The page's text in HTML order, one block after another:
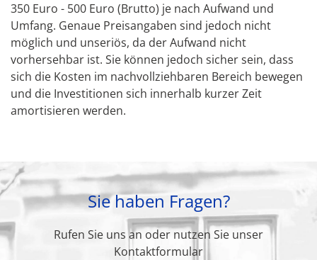
350 Euro - 500 Euro (Brutto) je nach Aufwand und
Umfang. Genaue Preisangaben sind jedoch nicht
möglich und unseriös, da der Aufwand nicht
vorhersehbar ist. Sie können jedoch sicher sein, dass
sich die Kosten im nachvollziehbaren Bereich bewegen
und die Investitionen sich innerhalb kurzer Zeit
amortisieren werden.
Sie haben Fragen?
Rufen Sie uns an oder nutzen Sie unser
Kontaktformular